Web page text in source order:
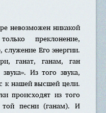
невозможен никакой
преклонение,
служение Его энергии.
ганат, ганам, ган
Из того звука,
к нашей высшей цели.
происходят из того
песни (ганам). И